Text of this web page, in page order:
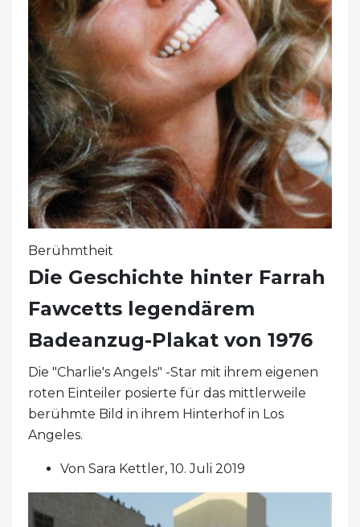
Berühmtheit
Die Geschichte hinter Farrah
Fawcetts legendärem
Badeanzug-Plakat von 1976
Die "Charlie's Angels" -Star mit ihrem eigenen
roten Einteiler posierte für das mittlerweile
berühmte Bild in ihrem Hinterhof in Los
Angeles.
Von Sara Kettler, 10. Juli 2019